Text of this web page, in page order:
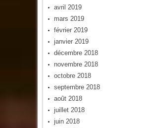
avril 2019
mars 2019
février 2019
janvier 2019
décembre 2018
novembre 2018
octobre 2018
septembre 2018
août 2018
juillet 2018
juin 2018